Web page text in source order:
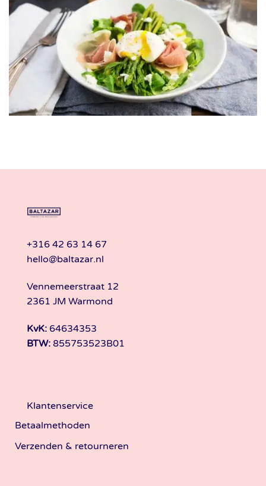
+316 42 63 14 67
hello@baltazar.nl
Vennemeerstraat 12
2361 JM Warmond
KvK: 64634353
BTW: 855753523B01
Klantenservice
Betaalmethoden
Verzenden & retourneren